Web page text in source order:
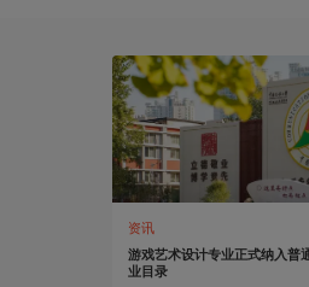
资讯
游戏艺术设计专业正式纳入普
业目录